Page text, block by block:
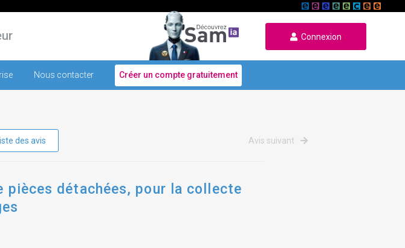
Connexion
Nous contacter Créer un compte gratuitement
des avis Avis suivant
pièces détachées, pour la collecte